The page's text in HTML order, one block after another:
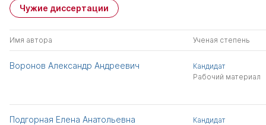
Чужие диссертации
Имя автора Ученая степень
Воронов Александр Андреевич
Кандидат
Рабочий материал
Подгорная Елена Анатольевна
Кандидат